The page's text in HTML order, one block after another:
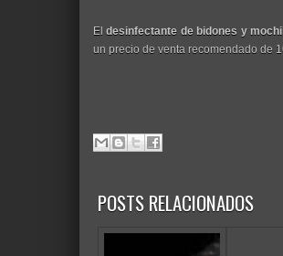
Eldesinfectante de bidones y
un precio de venta recomendado de
POSTS RELACIONADOS